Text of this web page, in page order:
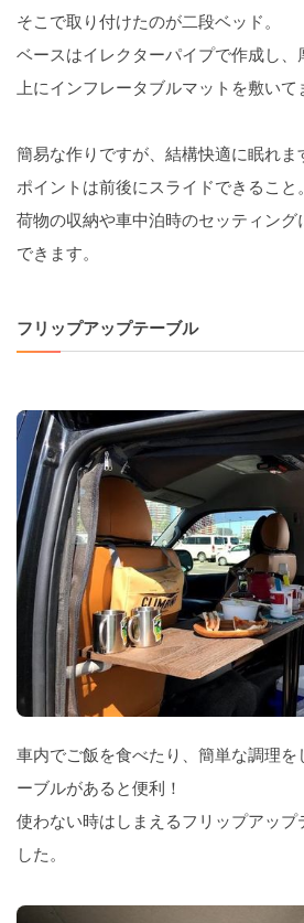
そこで取り付けたのが二段ベッド。
ベースはイレクターパイプで作成し、
上にインフレータブルマットを敷いて
簡易な作りですが、結構快適に眠れま
ポイントは前後にスライドできること
荷物の収納や車中泊時のセッティング
できます。
フリップアップテーブル
車内でご飯を食べたり、簡単な調理を
ーブルがあると便利！
使わない時はしまえるフリップアップ
した。